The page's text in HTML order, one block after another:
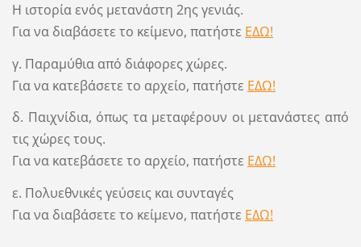
Η ιστορία ενός μετανάστη 2ης γενιάς.
Για να διαβάσετε το κείμενο, πατήστε ΕΔΩ!
γ. Παραμύθια από διάφορες χώρες.
Για να κατεβάσετε το αρχείο, πατήστε ΕΔΩ!
δ. Παιχνίδια, όπως τα μεταφέρουν οι μετανάστες από
τις χώρες τους.
Για να κατεβάσετε το αρχείο, πατήστε ΕΔΩ!
ε. Πολυεθνικές γεύσεις και συνταγές
Για να διαβάσετε το κείμενο, πατήστε ΕΔΩ!